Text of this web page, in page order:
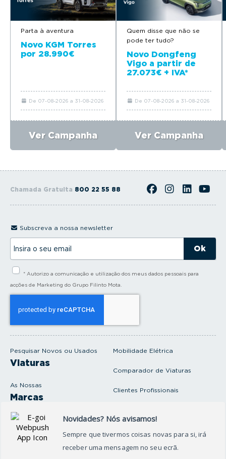
Parta à aventura
Novo KGM Torres
por 28.990€
De 07-08-2026 a 31-08-2026
Ver Campanha
Quem disse que não se
pode ter tudo?
Novo Dongfeng
Vigo a partir de
27.073€ + IVA*
De 07-08-2026 a 31-08-2026
Ver Campanha
Chamada Gratuita 800 22 55 88
Pesquisar Novos ou Usados
Viaturas
As Nossas
Marcas
Produtos e serviços
Oficina
Mobilidade Elétrica
Comparador de Viaturas
Clientes Profissionais
Seguros Protector
Subscreva a nossa newsletter
s
* Autorizo a comunicação e utilização dos meus dados pessoais para
acções de Marketing do Grupo Filinto Mota.